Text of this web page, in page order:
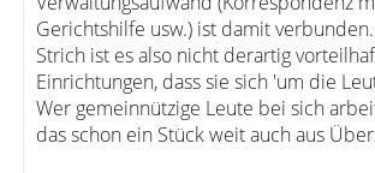
Gerichtshilfe usw.) ist damit
Strich ist es also nicht derartig
Einrichtungen, dass sie sich 'um die
Wer gemeinnützige Leute bei sich
das schon ein Stück weit auch aus